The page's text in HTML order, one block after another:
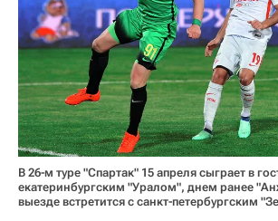
В 26-м туре "Спартак" 15 апреля сыграет в
екатеринбургским "Уралом", днем ранее
выезде встретится с санкт-петербургским